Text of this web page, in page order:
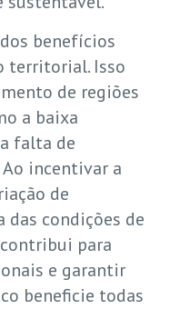
benefícios
territorial. Isso
de regiões
a baixa
falta de
incentivar a
de
condições de
para
e garantir
beneficie todas